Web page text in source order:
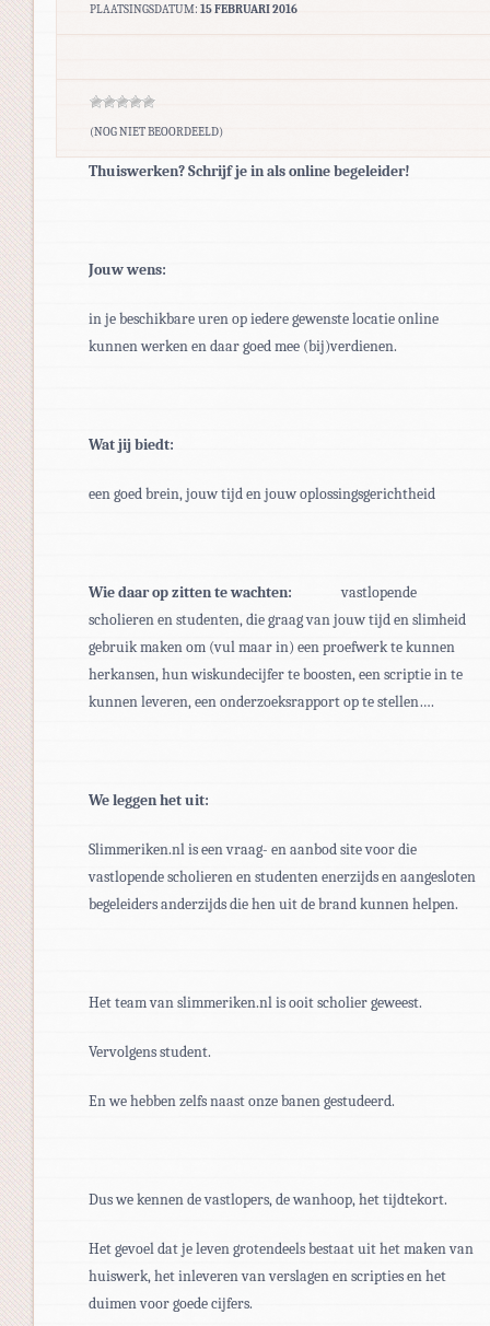
PLAATSINGSDATUM: 15 FEBRUARI 2016
(NOG NIET BEOORDEELD)
Thuiswerken? Schrijf je in als online begeleider!
Jouw wens:
in je beschikbare uren op iedere gewenste locatie online
kunnen werken en daar goed mee (bij)verdienen.
Wat jij biedt:
een goed brein, jouw tijd en jouw oplossingsgerichtheid
Wie daar op zitten te wachten:vastlopende
scholieren en studenten, die graag van jouw tijd en slimheid
gebruik maken om (vul maar in) een proefwerk te kunnen
herkansen, hun wiskundecijfer te boosten, een scriptie in te
kunnen leveren, een onderzoeksrapport op te stellen….
We leggen het uit:
Slimmeriken.nl is een vraag- en aanbod site voor die
vastlopende scholieren en studenten enerzijds en aangesloten
begeleiders anderzijds die hen uit de brand kunnen helpen.
Het team van slimmeriken.nl is ooit scholier geweest.
Vervolgens student.
En we hebben zelfs naast onze banen gestudeerd.
Dus we kennen de vastlopers, de wanhoop, het tijdtekort.
Het gevoel dat je leven grotendeels bestaat uit het maken van
huiswerk, het inleveren van verslagen en scripties en het
duimen voor goede cijfers.